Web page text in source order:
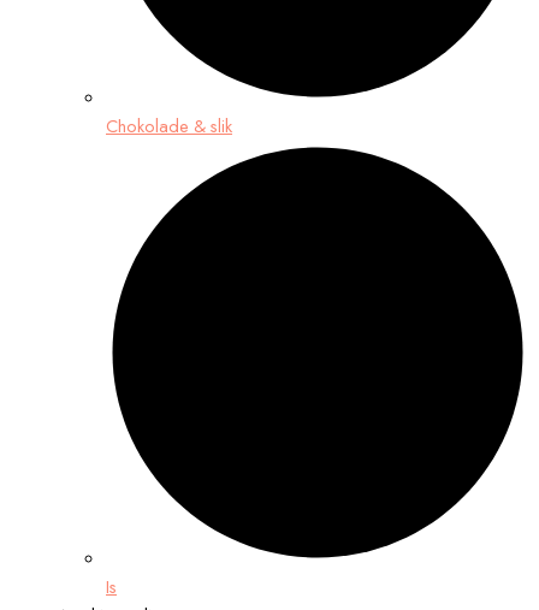
Chokolade & slik
Is